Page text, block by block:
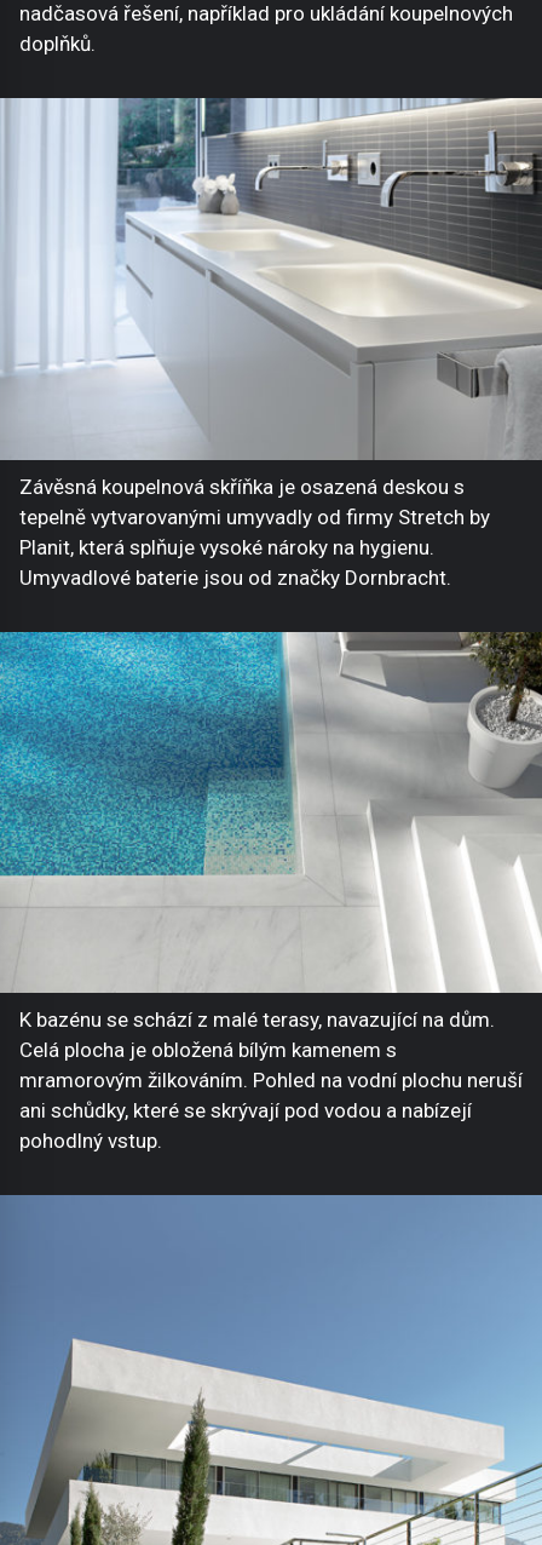
nadčasová řešení, například pro ukládání koupelnových
doplňků.
Závěsná koupelnová skříňka je osazená deskou s
tepelně vytvarovanými umyvadly od firmy Stretch by
Planit, která splňuje vysoké nároky na hygienu.
Umyvadlové baterie jsou od značky Dornbracht.
K bazénu se schází z malé terasy, navazující na dům.
Celá plocha je obložená bílým kamenem s
mramorovým žilkováním. Pohled na vodní plochu neruší
ani schůdky, které se skrývají pod vodou a nabízejí
pohodlný vstup.